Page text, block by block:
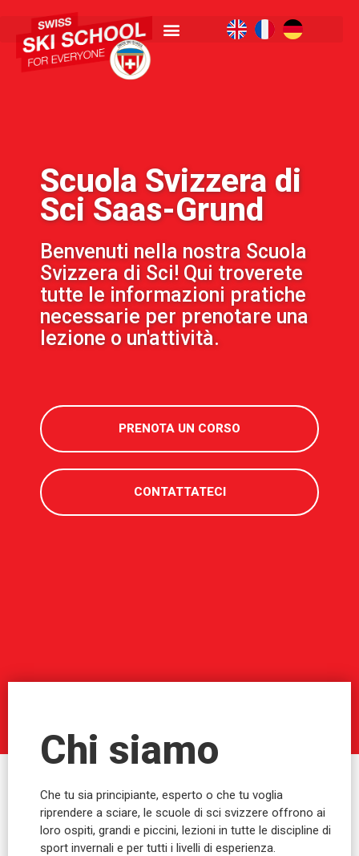
Scuola Svizzera di
Sci Saas-Grund
Benvenuti nella nostra Scuola
Svizzera di Sci! Qui troverete
tutte le informazioni pratiche
necessarie per prenotare una
lezione o un'attività.
PRENOTA UN CORSO
CONTATTATECI
Chi siamo
Che tu sia principiante, esperto o che tu voglia
riprendere a sciare, le scuole di sci svizzere offrono ai
loro ospiti, grandi e piccini, lezioni in tutte le discipline di
sport invernali e per tutti i livelli di esperienza.